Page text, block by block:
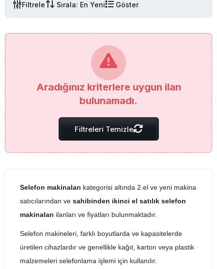
Filtrele Sırala: En Yeni Göster
Aradığınız kriterlere uygun ilan
bulunamadı.
Filtreleri Temizle
Selefon makinaları kategorisi altında 2.el ve yeni makina
satıcılarından ve sahibinden ikinci el satılık selefon
makinaları ilanları ve fiyatları bulunmaktadır.
Selefon makineleri, farklı boyutlarda ve kapasitelerde
üretilen cihazlardır ve genellikle kağıt, karton veya plastik
malzemeleri selefonlama işlemi için kullanılır.